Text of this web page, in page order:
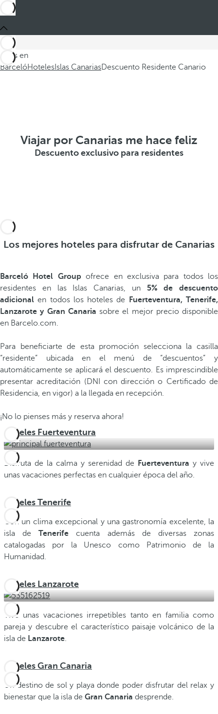
Estás en
BarcelóHoteles Islas CanariasDescuento Residente Canario
Viajar por Canarias me hace feliz
Descuento exclusivo para residentes
Los mejores hoteles para disfrutar de Canarias
Barceló Hotel Groupofrece en exclusiva para todos los
residentes en las Islas Canarias, un 5% de descuento
adicional en todos los hoteles de
Fuerteventura, Tenerife,
Lanzarote y Gran Canaria sobre el mejor precio disponible
en Barcelo.com.
Para beneficiarte de esta promoción selecciona la casilla
“residente” ubicada en el menú de “descuentos” y
automáticamente se aplicará el descuento. Es imprescindible
presentar acreditación (DNI con dirección o Certificado de
Residencia, en vigor) a la llegada en recepción.
¡No lo pienses más y reserva ahora!
Hoteles Fuerteventura
Disfruta de la calma y serenidad de Fuerteventura y vive
unas vacaciones perfectas en cualquier época del año.
Hoteles Tenerife
Con un clima excepcional y una gastronomía excelente, la
isla deTenerife cuenta además de diversas zonas
catalogadas por la Unesco como Patrimonio de la
Humanidad.
Hoteles Lanzarote
Vive unas vacaciones irrepetibles tanto en familia como
pareja y descubre el característico paisaje volcánico de la
isla de Lanzarote.
Hoteles Gran Canaria
Un destino de sol y playa donde poder disfrutar del relax y
bienestar que la isla de Gran Canaria desprende.